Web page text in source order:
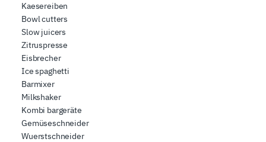
Kaesereiben
Bowl cutters
Slow juicers
Zitruspresse
Eisbrecher
Ice spaghetti
Barmixer
Milkshaker
Kombi bargeräte
Gemüseschneider
Wuerstschneider